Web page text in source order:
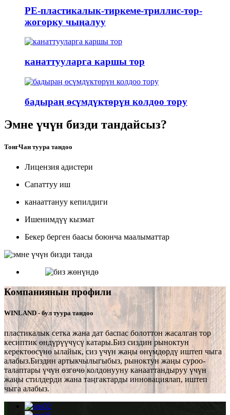
PE-пластикалык-тиркеме-триллис-тор-
жогорку чыңалуу
канаттууларга каршы тор
бадыраң өсүмдүктөрүн колдоо тору
Эмне үчүн бизди тандайсыз?
ТонгЧан туура тандоо
Лицензия адистери
Сапаттуу иш
канааттануу кепилдиги
Ишенимдүү кызмат
Бекер берген баасы боюнча маалыматтар
Компаниянын профили
WINLAND - бул туура тандоо
пластикалык сетка жана дат баспас болоттон жасалган тор
кесиптик өндүрүүчүсү катары.Биз сиздин рыноктун
керектөөсүнө ылайык, сиз үчүн жаңы өнүмдөрдү иштеп чыга
алабыз.Биздин артыкчылыгыбыз, рыноктун жаңы суроо-
талаптары үчүн өзгөчө колдонууну канааттандыруу үчүн
жаңы стилдерди жана таңгактарды инновациялап, иштеп
чыга алабыз.